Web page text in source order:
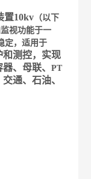
置10kv （以下
视功能于一
定，适用于
和测控，实现
器、母联、PT
通、石油、